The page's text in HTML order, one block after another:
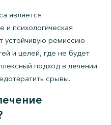
является
и психологическая
устойчивую ремиссию
и целей, где не будет
подход в лечении
срывы.